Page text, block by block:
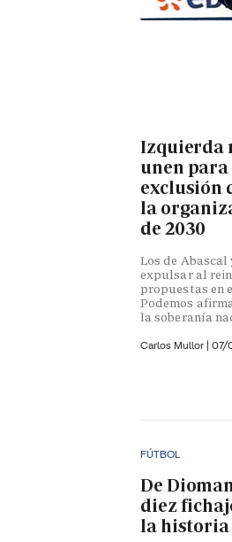
Izquierda
unen
exclusión
la
de 2030
Los de
expulsar al
propuestas en
Podemos
la soberanía
Carlos Mullor | 07/
FÚTBOL
De
diez
la historia